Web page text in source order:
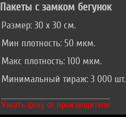
Пакеты с замком бегунок
Размер: 30 х 30 см.
Мин плотность: 50 мкм.
Макс плотность: 100 мкм.
Минимальный тираж: 3 000 шт.
Узнать цену от производителя